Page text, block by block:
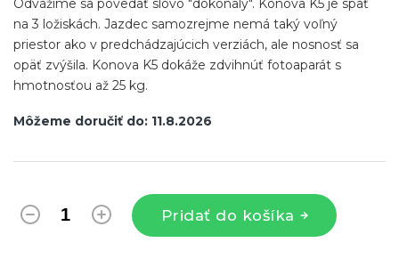
Môžeme doručiť do: 11.8.2026
Pridať do košíka
na 3 ložiskách. Jazdec samozrejme nemá taký voľný
priestor ako v predchádzajúcich verziách, ale nosnosť sa
opäť zvýšila. Konova K5 dokáže zdvihnúť fotoaparát s
hmotnosťou až 25 kg.